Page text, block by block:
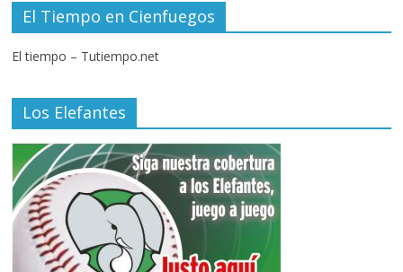
El Tiempo en Cienfuegos
El tiempo – Tutiempo.net
Los Elefantes